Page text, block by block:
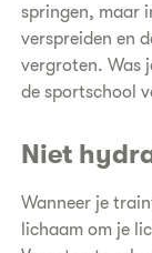
springen, maar
verspreiden en
vergroten. Was
de sportschool
Niet
Wanneer je
lichaam om je